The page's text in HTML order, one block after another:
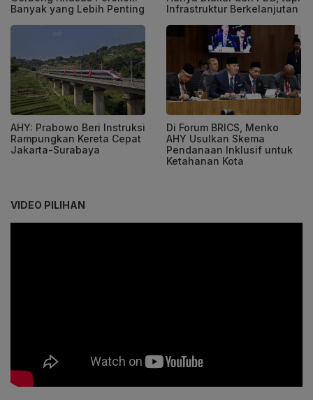
Banyak yang Lebih Penting
Infrastruktur Berkelanjutan
AHY: Prabowo Beri Instruksi
Rampungkan Kereta Cepat
Jakarta-Surabaya
Di Forum BRICS, Menko
AHY Usulkan Skema
Pendanaan Inklusif untuk
Ketahanan Kota
VIDEO PILIHAN